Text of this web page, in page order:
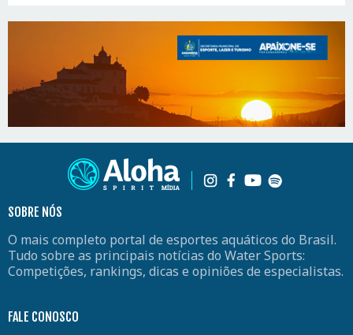
SOBRE NÓS
O mais completo portal de esportes aquáticos do Brasil.
Tudo sobre as principais notícias do Water Sports:
Competições, rankings, dicas e opiniões de especialistas.
FALE CONOSCO